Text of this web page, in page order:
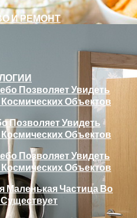
И РЕМОНТ
Позволяет Увидеть
Объектов
Маленькая Частица Во